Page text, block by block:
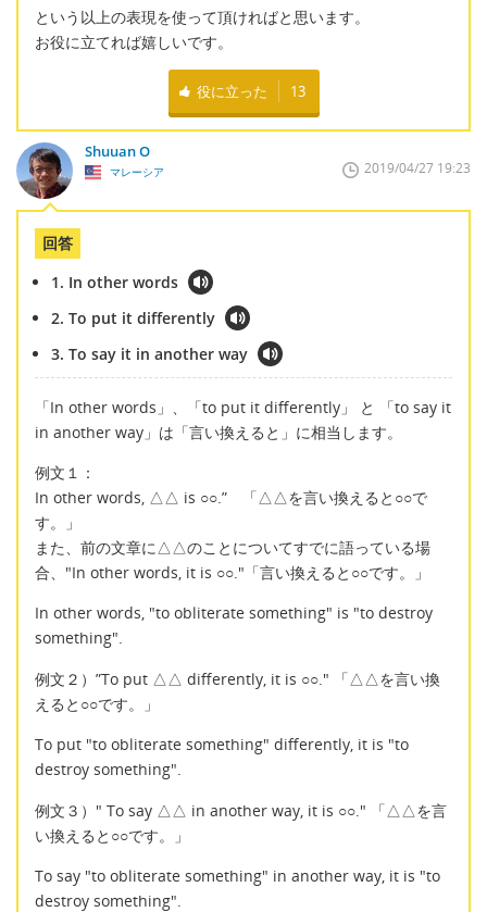
という以上の表現を使って頂ければと思います。
お役に立てれば嬉しいです。
役に立った 13
Shuuan O
マレーシア 2019/04/27 19:23
回答
1. In other words
2. To put it differently
3. To say it in another way
「In other words」、「to put it differently」 と 「to say it
in another way」は「言い換えると」に相当します。
例文１：
In other words, △△ is ○○.” 「△△を言い換えると○○で
す。」
また、前の文章に△△のことについてすでに語っている場
合、"In other words, it is ○○."「言い換えると○○です。」
In other words, "to obliterate something" is "to destroy
something".
例文２）”To put △△ differently, it is ○○." 「△△を言い換
えると○○です。」
To put "to obliterate something" differently, it is "to
destroy something".
例文３）" To say △△ in another way, it is ○○." 「△△を言
い換えると○○です。」
To say "to obliterate something" in another way, it is "to
destroy something".